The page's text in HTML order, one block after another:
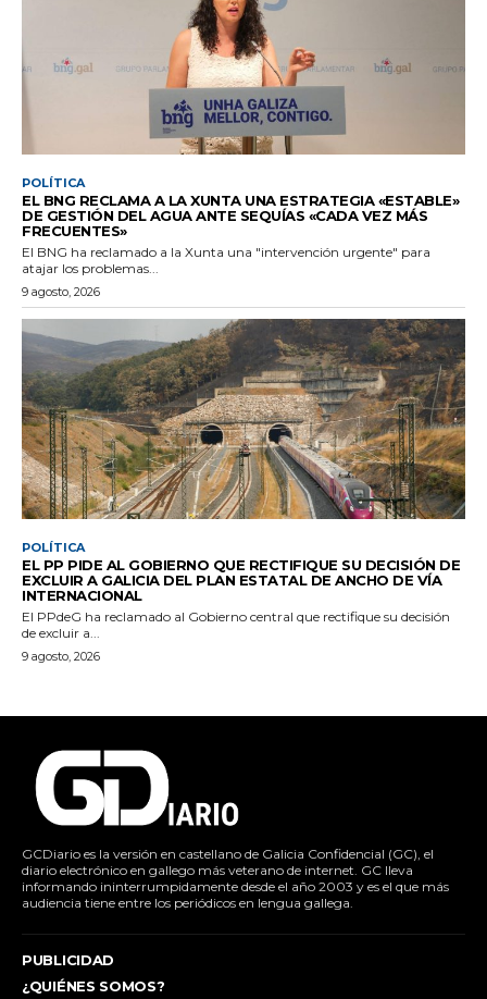
POLÍTICA
EL BNG RECLAMA A LA XUNTA UNA ESTRATEGIA «ESTABLE»
DE GESTIÓN DEL AGUA ANTE SEQUÍAS «CADA VEZ MÁS
FRECUENTES»
El BNG ha reclamado a la Xunta una "intervención urgente" para
atajar los problemas...
9 agosto, 2026
POLÍTICA
EL PP PIDE AL GOBIERNO QUE RECTIFIQUE SU DECISIÓN DE
EXCLUIR A GALICIA DEL PLAN ESTATAL DE ANCHO DE VÍA
INTERNACIONAL
El PPdeG ha reclamado al Gobierno central que rectifique su decisión
de excluir a...
9 agosto, 2026
GCDiario es la versión en castellano de Galicia Confidencial (GC), el
diario electrónico en gallego más veterano de internet. GC lleva
informando ininterrumpidamente desde el año 2003 y es el que más
audiencia tiene entre los periódicos en lengua gallega.
PUBLICIDAD
¿QUIÉNES SOMOS?